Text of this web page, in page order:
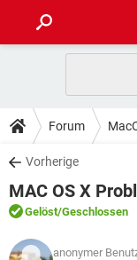
ANDROID
WINDOWS 10
WHATSAPP
FACEBOOK
TIPPS & TRICKS
SPIELE
WINDOWS 10
WHATSAPP
DOWNLOADS
SPIELE
ANDROID
WINDOWS 10
FORUM
SPIELE
LEXIKON
Forum
Vorherige
MAC OS X
Gelöst/Geschlossen
anonymer